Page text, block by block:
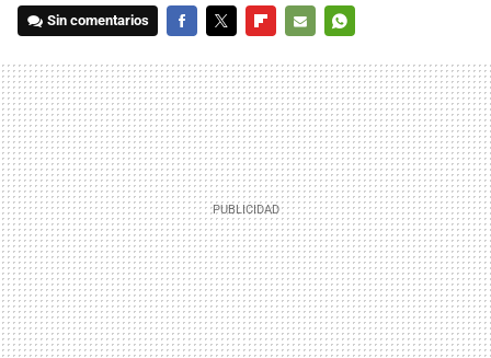
Sin comentarios
MAIL